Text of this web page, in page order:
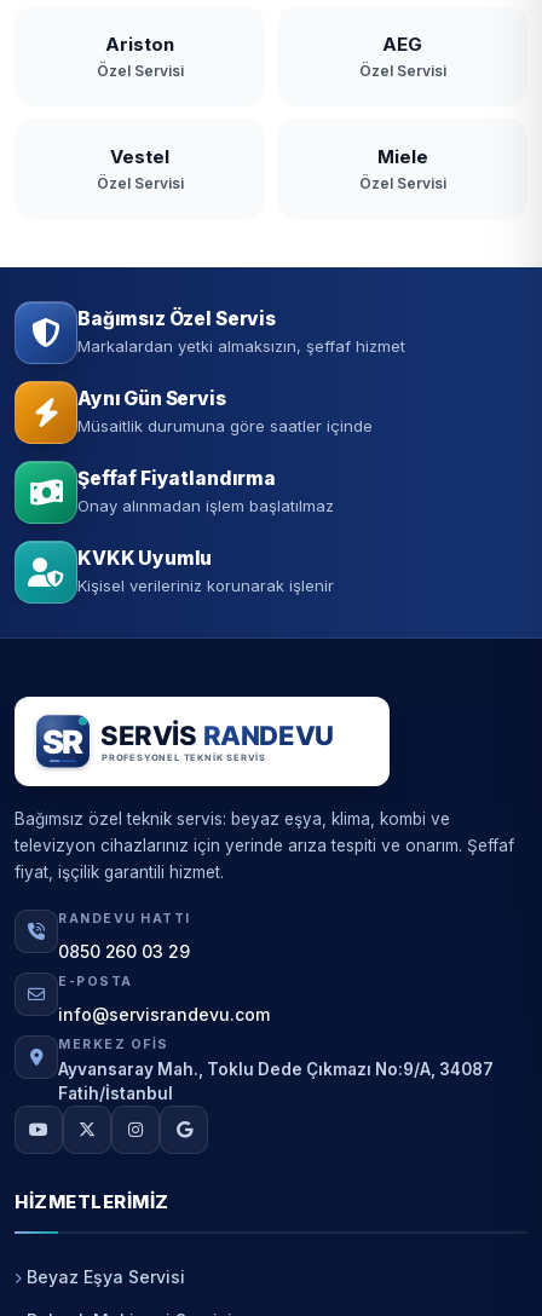
Ariston
Özel Servisi
AEG
Özel Servisi
Vestel
Özel Servisi
Miele
Özel Servisi
Bağımsız Özel Servis
Markalardan yetki almaksızın, şeffaf hizmet
Aynı Gün Servis
Müsaitlik durumuna göre saatler içinde
Şeffaf Fiyatlandırma
Onay alınmadan işlem başlatılmaz
KVKK Uyumlu
Kişisel verileriniz korunarak işlenir
Bağımsız özel teknik servis: beyaz eşya, klima, kombi ve
televizyon cihazlarınız için yerinde arıza tespiti ve onarım. Şeffaf
fiyat, işçilik garantili hizmet.
RANDEVU HATTI
0850 260 03 29
E-POSTA
info@servisrandevu.com
MERKEZ OFIS
Ayvansaray Mah., Toklu Dede Çıkmazı No:9/A, 34087
Fatih/İstanbul
HIZMETLERIMIZ
Beyaz Eşya Servisi